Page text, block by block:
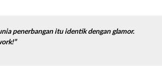
penerbangan itu identik dengan glamor.